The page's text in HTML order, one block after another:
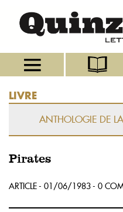
LIVRE
ANTHOLOGIE DE
Pirates
ARTICLE - 01/06/1983 - 0